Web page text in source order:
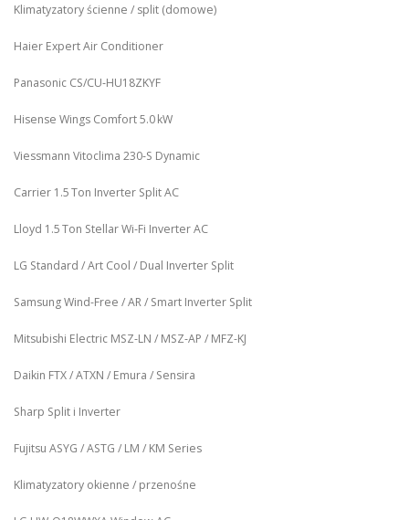
Klimatyzatory ścienne / split (domowe)
Haier Expert Air Conditioner
Panasonic CS/CU‑HU18ZKYF
Hisense Wings Comfort 5.0 kW
Viessmann Vitoclima 230‑S Dynamic
Carrier 1.5 Ton Inverter Split AC
Lloyd 1.5 Ton Stellar Wi‑Fi Inverter AC
LG Standard / Art Cool / Dual Inverter Split
Samsung Wind-Free / AR / Smart Inverter Split
Mitsubishi Electric MSZ‑LN / MSZ‑AP / MFZ-KJ
Daikin FTX / ATXN / Emura / Sensira
Sharp Split i Inverter
Fujitsu ASYG / ASTG / LM / KM Series
Klimatyzatory okienne / przenośne